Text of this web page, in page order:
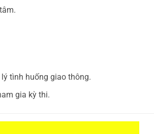
tình huống giao thông.
gia kỳ thi.